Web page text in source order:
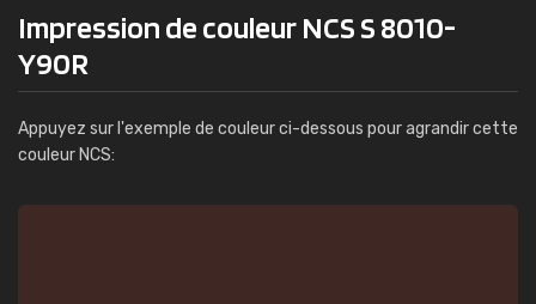
Impression de couleur NCS S 8010-
Y90R
Appuyez sur l'exemple de couleur ci-dessous pour agrandir cette
couleur NCS: